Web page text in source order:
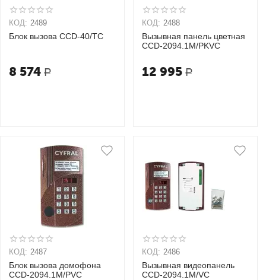
КОД: 2489
Блок вызова CCD-40/TC
8 574 Р
КОД: 2488
Вызывная панель цветная
CCD-2094.1M/PKVC
12 995 Р
КОД: 2487
Блок вызова домофона
CCD-2094.1М/PVC
КОД: 2486
Вызывная видеопанель
CCD-2094.1М/VC